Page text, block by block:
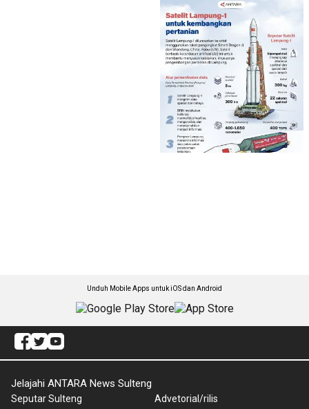
Unduh Mobile Apps untuk iOS dan Android
Jelajahi ANTARA News Sulteng
Seputar Sulteng Advetorial/rilis